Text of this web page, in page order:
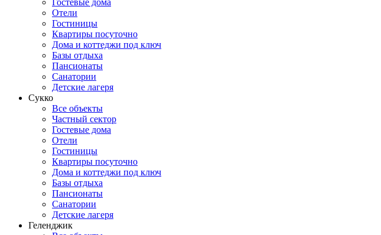
Гостевые дома
Отели
Гостиницы
Квартиры посуточно
Дома и коттеджи под ключ
Базы отдыха
Пансионаты
Санатории
Детские лагеря
Сукко
Все объекты
Частный сектор
Гостевые дома
Отели
Гостиницы
Квартиры посуточно
Дома и коттеджи под ключ
Базы отдыха
Пансионаты
Санатории
Детские лагеря
Геленджик